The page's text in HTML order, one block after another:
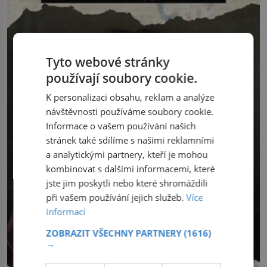
Tyto webové stránky
používají soubory cookie.
K personalizaci obsahu, reklam a analýze
návštěvnosti používáme soubory cookie.
Informace o vašem používání našich
stránek také sdílíme s našimi reklamními
a analytickými partnery, kteří je mohou
kombinovat s dalšími informacemi, které
jste jim poskytli nebo které shromáždili
při vašem používání jejich služeb.Více
informací
ZOBRAZIT VŠECHNY PARTNERY(1616)
→